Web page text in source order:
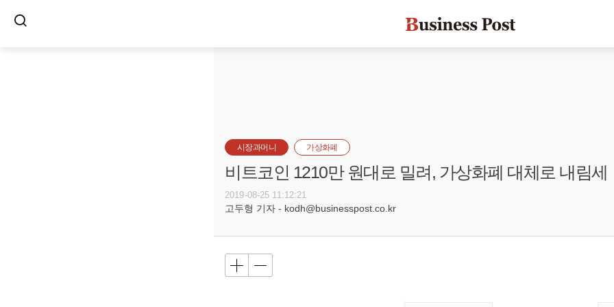
시장과머니 가상화폐
비트코인 1210만 원대로 밀려, 가상화폐 대체로 내림세
2019-08-25 11:12:21
고두형 기자 - kodh@businesspost.co.kr